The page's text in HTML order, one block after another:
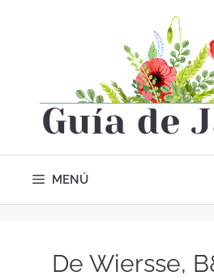
MENÚ
De Wiersse,